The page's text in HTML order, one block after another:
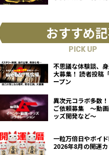
おすすめ
PICK UP
不思議な体験談、
大募集！ 読者投稿
ープン
異次元コラボ多数
ご依頼募集 ～動画
ッズ開発など～
一粒万倍日やボイ
2026年8月の開運